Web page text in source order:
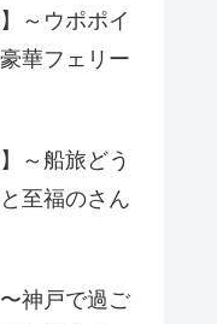
～ウポポイ
華フェリー
～船旅どう
至福のさん
神戸で過ご